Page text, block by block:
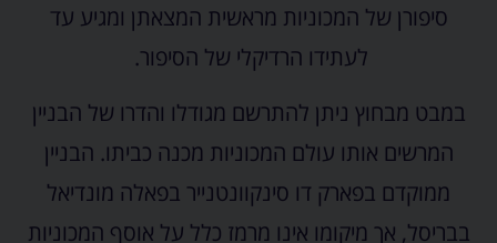
סיפורן של המכוניות מראשית המצאתן ומגיע עד
לעתידו הרדיקלי של הסיפור.
במבט מבחוץ ניתן להתרשם מגודלו והדרו של הבניין
המרשים אותו עולם המכוניות מכנה כביתו. הבניין
ממוקדם בפארק דו סינקוונטנייר בפאלה מונדיאל
בבריסל, אך מיקומו אינו מרמז כלל על אוסף המכוניות